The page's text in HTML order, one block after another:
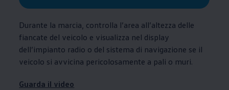
Durante la marcia, controlla l’area all’altezza delle
fiancate del veicolo e visualizza nel display
dell’impianto radio o del sistema di navigazione se il
veicolo si avvicina pericolosamente a pali o muri.
Guarda il video